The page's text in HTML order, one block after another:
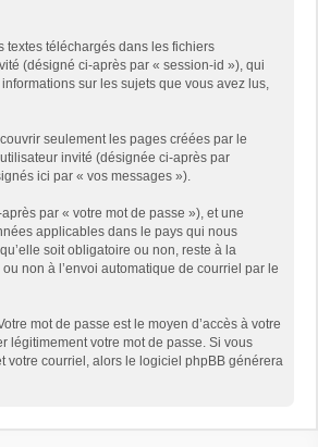
textes téléchargés dans les fichiers
(désigné ci-après par « session-id »), qui
sur les sujets que vous avez lus,
seulement les pages créées par le
invité (désignée ci-après par
ici par « vos messages »).
par « votre mot de passe »), et une
applicables dans le pays qui nous
soit obligatoire ou non, reste à la
non à l’envoi automatique de courriel par le
mot de passe est le moyen d’accès à votre
légitimement votre mot de passe. Si vous
votre courriel, alors le logiciel phpBB générera